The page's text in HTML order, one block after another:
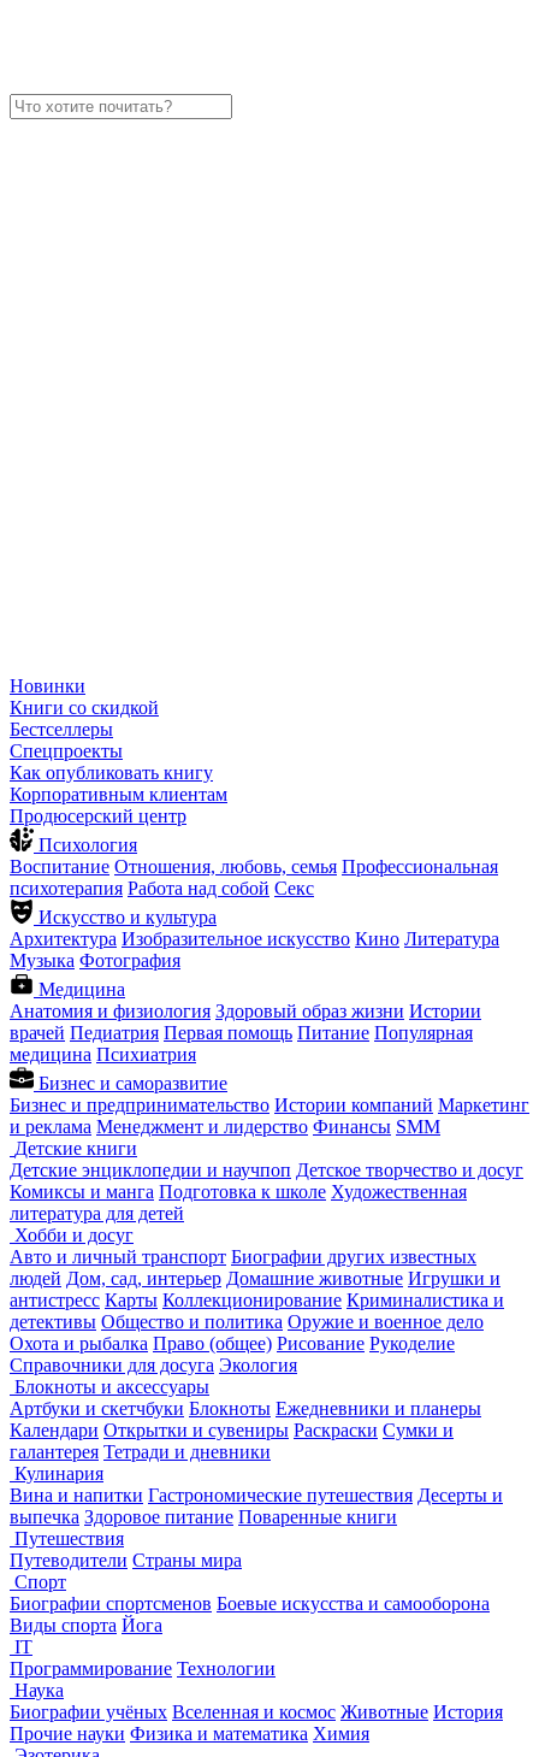
Новинки
Книги со скидкой
Бестселлеры
Спецпроекты
Как опубликовать книгу
Корпоративным клиентам
Продюсерский центр
Психология
Воспитание Отношения, любовь, семья Профессиональная
психотерапия Работа над собой Секс
Искусство и культура
Архитектура Изобразительное искусство Кино Литература
Музыка Фотография
Медицина
Анатомия и физиология Здоровый образ жизни Истории
врачей Педиатрия Первая помощь Питание Популярная
медицина Психиатрия
Бизнес и саморазвитие
Бизнес и предпринимательство Истории компаний Маркетинг
и реклама Менеджмент и лидерство Финансы SMM
Детские книги
Детские энциклопедии и научпоп Детское творчество и досуг
Комиксы и манга Подготовка к школе Художественная
литература для детей
Хобби и досуг
Авто и личный транспорт Биографии других известных
людей Дом, сад, интерьер Домашние животные Игрушки и
антистресс Карты Коллекционирование Криминалистика и
детективы Общество и политика Оружие и военное дело
Охота и рыбалка Право (общее) Рисование Рукоделие
Справочники для досуга Экология
Блокноты и аксессуары
Артбуки и скетчбуки Блокноты Ежедневники и планеры
Календари Открытки и сувениры Раскраски Сумки и
галантерея Тетради и дневники
Кулинария
Вина и напитки Гастрономические путешествия Десерты и
выпечка Здоровое питание Поваренные книги
Путешествия
Путеводители Страны мира
Спорт
Биографии спортсменов Боевые искусства и самооборона
Виды спорта Йога
IT
Программирование Технологии
Наука
Биографии учёных Вселенная и космос Животные История
Прочие науки Физика и математика Химия